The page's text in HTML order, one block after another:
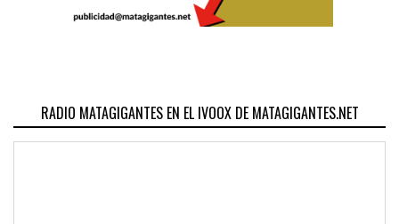
RADIO MATAGIGANTES EN EL IVOOX DE MATAGIGANTES.NET